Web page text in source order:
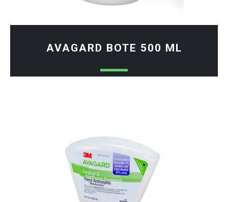
AVAGARD BOTE 500 ML